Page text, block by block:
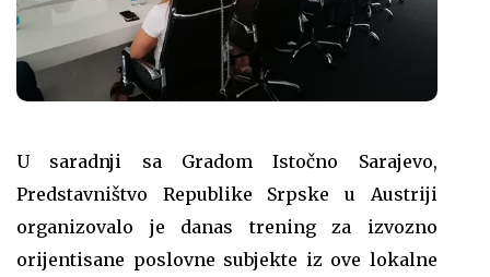
U saradnji sa Gradom Istočno Sarajevo,
Predstavništvo Republike Srpske u Austriji
organizovalo je danas trening za izvozno
orijentisane poslovne subjekte iz ove lokalne